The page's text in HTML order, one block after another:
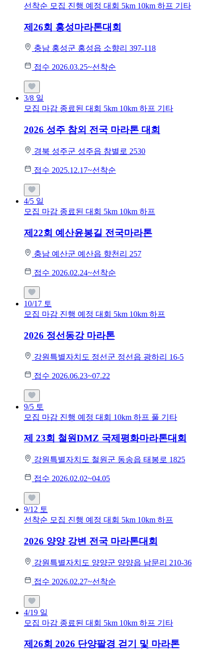
선착순 모집 진행 예정 대회 5km 10km 하프 기타
제26회 홍성마라톤대회
충남 홍성군 홍성읍 소향리 397-118
접수 2026.03.25~선착순
3/8 일
모집 마감 종료된 대회 5km 10km 하프 기타
2026 성주 참외 전국 마라톤 대회
경북 성주군 성주읍 참별로 2530
접수 2025.12.17~선착순
4/5 일
모집 마감 종료된 대회 5km 10km 하프
제22회 예산윤봉길 전국마라톤
충남 예산군 예산읍 향천리 257
접수 2026.02.24~선착순
10/17 토
모집 마감 진행 예정 대회 5km 10km 하프
2026 정선동강 마라톤
강원특별자치도 정선군 정선읍 광하리 16-5
접수 2026.06.23~07.22
9/5 토
모집 마감 진행 예정 대회 10km 하프 풀 기타
제 23회 철원DMZ 국제평화마라톤대회
강원특별자치도 철원군 동송읍 태봉로 1825
접수 2026.02.02~04.05
9/12 토
선착순 모집 진행 예정 대회 5km 10km 하프
2026 양양 강변 전국 마라톤대회
강원특별자치도 양양군 양양읍 남문리 210-36
접수 2026.02.27~선착순
4/19 일
모집 마감 종료된 대회 5km 10km 하프 기타
제26회 2026 단양팔경 걷기 및 마라톤